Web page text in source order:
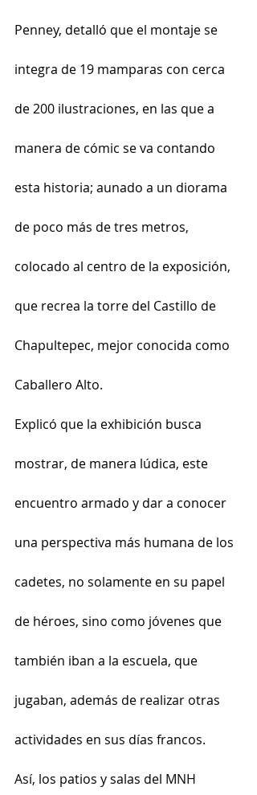
Penney, detalló que el montaje se
integra de 19 mamparas con cerca
de 200 ilustraciones, en las que a
manera de cómic se va contando
esta historia; aunado a un diorama
de poco más de tres metros,
colocado al centro de la exposición,
que recrea la torre del Castillo de
Chapultepec, mejor conocida como
Caballero Alto.
Explicó que la exhibición busca
mostrar, de manera lúdica, este
encuentro armado y dar a conocer
una perspectiva más humana de los
cadetes, no solamente en su papel
de héroes, sino como jóvenes que
también iban a la escuela, que
jugaban, además de realizar otras
actividades en sus días francos.
Así, los patios y salas del MNH